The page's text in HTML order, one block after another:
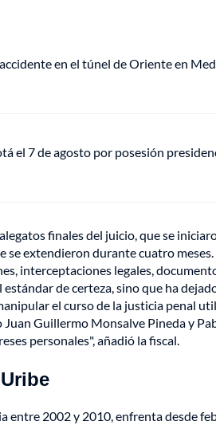
en el túnel de Oriente en
el 7 de agosto por posesión
finales del juicio, que se
se extendieron durante cuatro
interceptaciones legales,
de certeza, sino que ha
el curso de la justicia penal
Guillermo Monsalve Pineda y
personales", añadió la fiscal.
entre 2002 y 2010, enfrenta desde